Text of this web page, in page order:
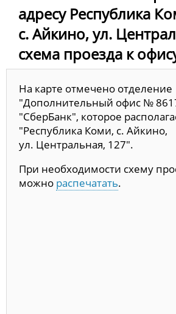
адресу Республика
с. Айкино, ул.
схема проезда к
На карте отмечено отделение
"Дополнительный офис №
"СберБанк", которое
"Республика Коми, с. Айкино,
ул. Центральная, 127".
При необходимости схему
можно распечатать.